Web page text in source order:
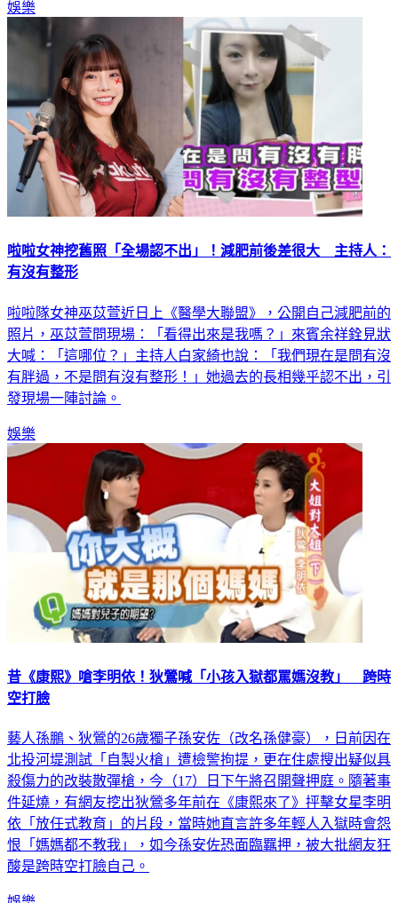
娛樂
啦啦女神挖舊照「全場認不出」！減肥前後差很大 主持人：
啦啦隊女神巫苡萱近日上《醫學大聯盟》，公開自己減肥前的
照片，巫苡萱問現場：「看得出來是我嗎？」來賓余祥銓見狀
大喊：「這哪位？」主持人白家綺也說：「我們現在是問有沒
有胖過，不是問有沒有整形！」她過去的長相幾乎認不出，引
娛樂
昔《康熙》嗆李明依！狄鶯喊「小孩入獄都罵媽沒教」 跨時
藝人孫鵬、狄鶯的26歲獨子孫安佐（改名孫健豪），日前因在
北投河堤測試「自製火槍」遭檢警拘提，更在住處搜出疑似具
殺傷力的改裝散彈槍，今（17）日下午將召開聲押庭。隨著事
件延燒，有網友挖出狄鶯多年前在《康熙來了》抨擊女星李明
依「放任式教育」的片段，當時她直言許多年輕人入獄時會怨
恨「媽媽都不教我」，如今孫安佐恐面臨羈押，被大批網友狂